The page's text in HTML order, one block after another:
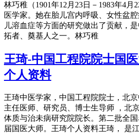
林巧稚（1901年12月23日－1983年4月
医学家。她在胎儿宫内呼吸、女性盆
儿溶血症等方面的研究做出了贡献，
拓者、奠基人之一。林巧稚
王琦-中国工程院院士国
个人资料
王琦中医学家，中国工程院院士，北京
主任医师、研究员、博士生导师 ，北
体质与治未病研究院院长。第二批全
届国医大师。王琦个人资料王琦， 是